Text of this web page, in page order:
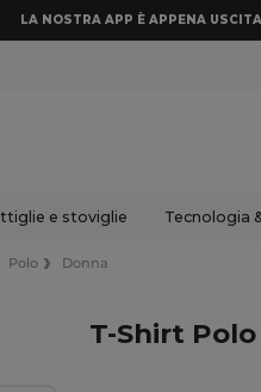
LA NOSTRA APP È APPENA
e stoviglie Tecnologia
Polo Donna
T-Shirt